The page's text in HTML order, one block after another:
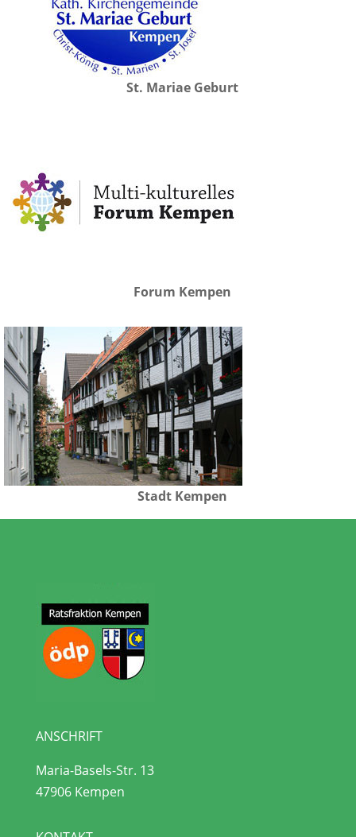
St. Mariae Geburt
Forum Kempen
Stadt Kempen
ANSCHRIFT
Maria-Basels-Str. 13
47906 Kempen